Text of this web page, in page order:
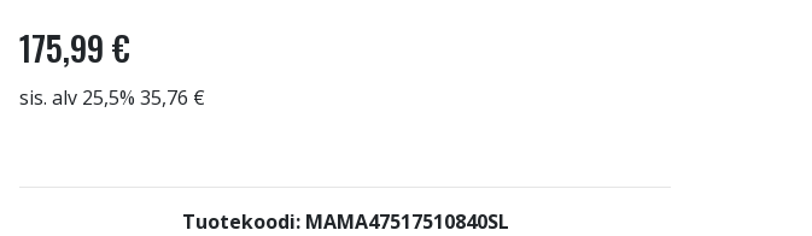
175,99 €
sis. alv 25,5% 35,76 €
Tuotekoodi: MAMA47517510840SL